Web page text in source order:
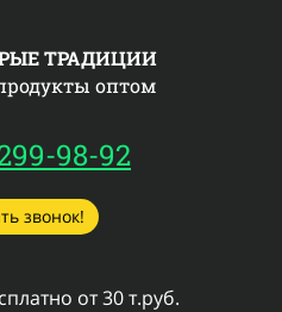
ТРАДИЦИИ
оптом
98-92
звонок!
от 30 т.руб.